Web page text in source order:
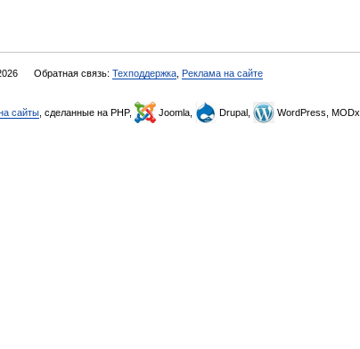
Обратная связь: Техподдержка Реклама на сайте
сайты , сделанные на PHP, Joomla, Drupal, WordPress, MODx.